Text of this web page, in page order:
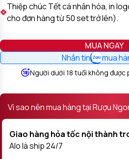
Thiệp chúc Tết cá nhân hóa, in
cho đơn hàng từ 50 set trở lên).
MUA NGAY
Nhắn tin mua
Người dưới 18 tuổi không được
Vì sao nên mua hàng tại Rượu
Giao hàng hỏa tốc nội thành
Alo là ship 24/7